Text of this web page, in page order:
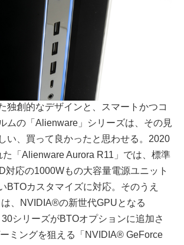
独創的なデザインと、スマートかつコ
ムの「Alienware」シリーズは、その見
い、買って良かったと思わせる。2020
「Alienware Aurora R11」では、標準
対応の1000Wもの大容量電源ユニット
BTOカスタマイズに対応。そのうえ
、NVIDIA®の新世代GPUとなる
シリーズがBTOオプションに追加さ
ミングを狙える「NVIDIA® GeForce